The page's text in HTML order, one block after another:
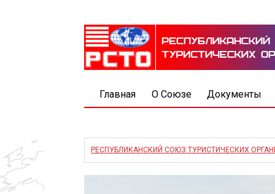
Главная О Союзе Документы
РЕСПУБЛИКАНСКИЙ СОЮЗ ТУРИСТИЧЕСКИХ